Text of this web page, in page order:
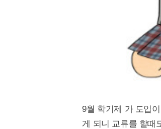
9월 학기제 가 도입
게 되니 교류를 할때